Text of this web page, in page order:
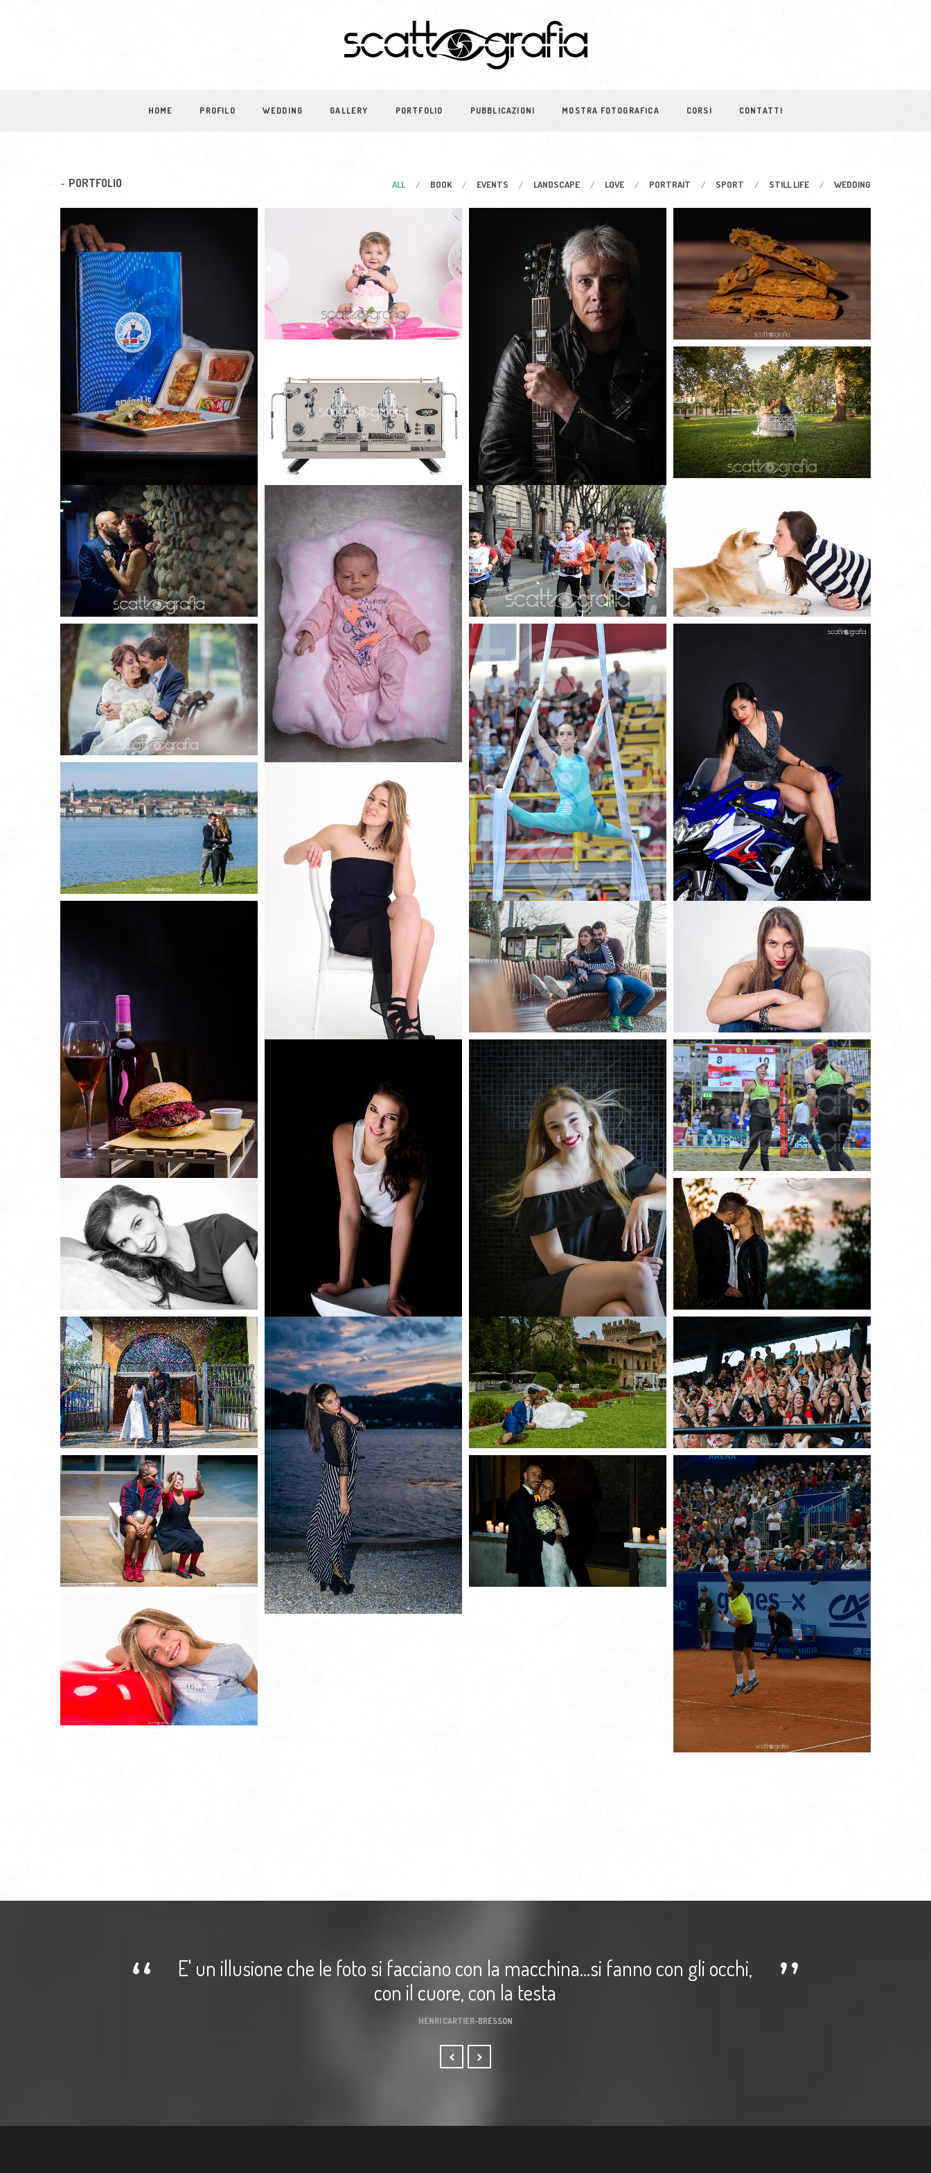
HOME PROFILO WEDDING GALLERY PORTFOLIO PUBBLICAZIONI MOSTRA FOTOGRAFICA CORSI CONTATTI
PORTFOLIO ALL BOOK EVENTS LANDSCAPE LOVE PORTRAIT SPORT STILL LIFE WEDDING
E' un illusione che le foto si facciano con la macchina...si fanno con gli occhi,
con il cuore, con la testa
HENRI CARTIER-BRESSON